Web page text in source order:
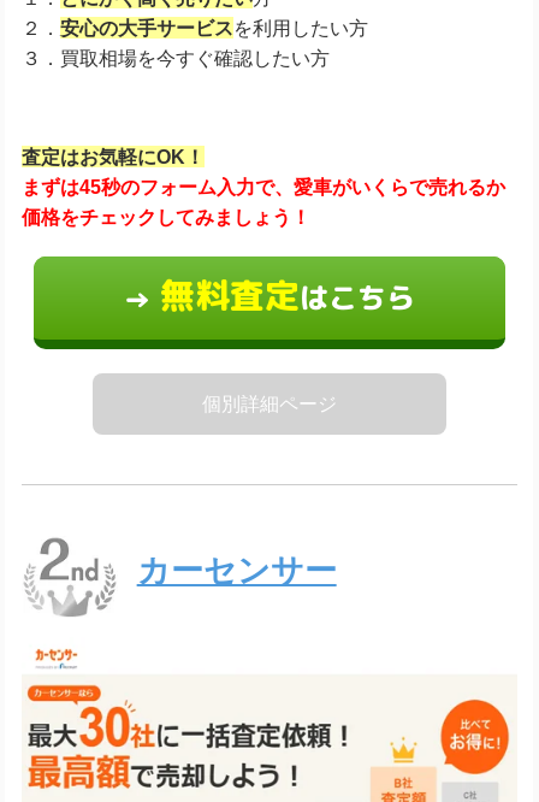
２． 安心の大手サービス を利用したい方
３．買取相場を今すぐ確認したい方
査定はお気軽にOK！
まずは45秒のフォーム入力で、愛車がいくらで売れるか
価格をチェックしてみましょう！
→ 無料査定はこちら
個別詳細ページ
カーセンサー